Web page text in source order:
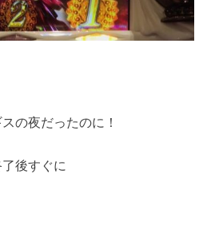
の夜だったのに！
後すぐに